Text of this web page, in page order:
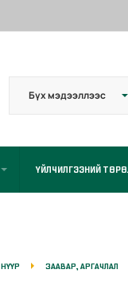
ҮЙЛЧИЛГЭЭНИЙ
НҮҮР ЗААВАР, АРГАЧЛАЛ